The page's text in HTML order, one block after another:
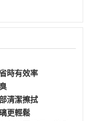
時有效率
清潔擦拭
更輕鬆